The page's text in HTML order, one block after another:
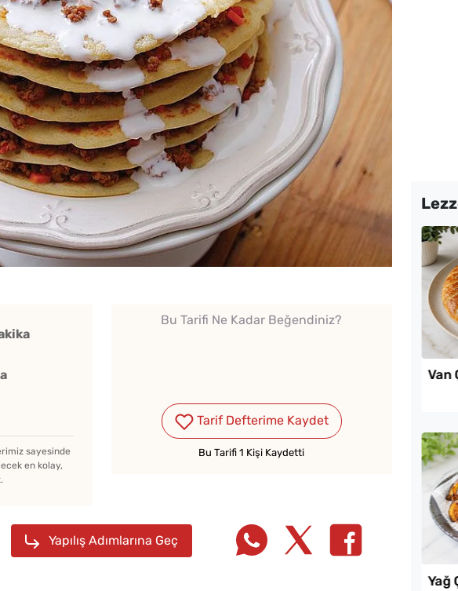
sayesinde
en kolay,
Bu Tarifi Ne Kadar Beğendiniz?
Tarif Defterime Kaydet
Bu Tarifi 1 Kişi Kaydetti
Yapılış Adımlarına Geç
Kedi Dili Tiramisu
Yapmanın Püf Noktaları
Yapılır?
Kahvaltılık Pratik